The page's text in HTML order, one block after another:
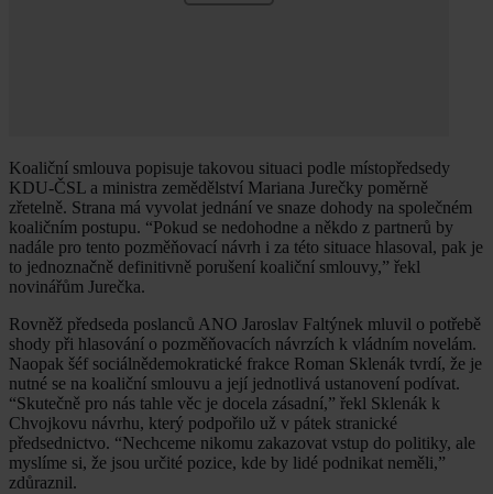
Koaliční smlouva popisuje takovou situaci podle místopředsedy
KDU-ČSL a ministra zemědělství Mariana Jurečky poměrně
zřetelně. Strana má vyvolat jednání ve snaze dohody na společném
koaličním postupu. “Pokud se nedohodne a někdo z partnerů by
nadále pro tento pozměňovací návrh i za této situace hlasoval, pak je
to jednoznačně definitivně porušení koaliční smlouvy,” řekl
novinářům Jurečka.
Rovněž předseda poslanců ANO Jaroslav Faltýnek mluvil o potřebě
shody při hlasování o pozměňovacích návrzích k vládním novelám.
Naopak šéf sociálnědemokratické frakce Roman Sklenák tvrdí, že je
nutné se na koaliční smlouvu a její jednotlivá ustanovení podívat.
“Skutečně pro nás tahle věc je docela zásadní,” řekl Sklenák k
Chvojkovu návrhu, který podpořilo už v pátek stranické
předsednictvo. “Nechceme nikomu zakazovat vstup do politiky, ale
myslíme si, že jsou určité pozice, kde by lidé podnikat neměli,”
zdůraznil.